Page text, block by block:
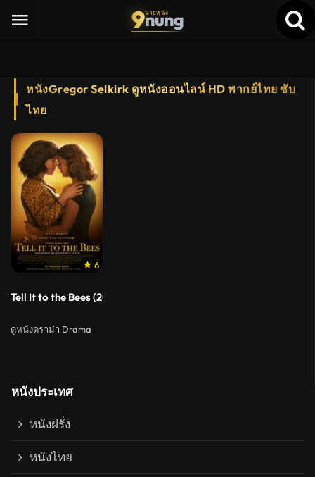
9นายหนัง
nung
หนังGregor Selkirk ดูหนังออนไลน์ HD พากย์ไทย ซับ
ไทย
6
Tell It to the Bees (2018)
ดูหนังดราม่า Drama
หนังประเทศ
หนังฝรั่ง
หนังไทย